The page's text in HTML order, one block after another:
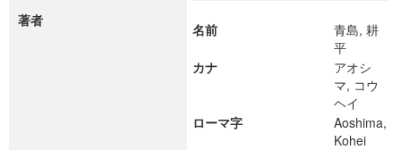
著者
名前
青島, 耕
平
カナ
アオシ
マ, コウ
ヘイ
ローマ字
Aoshima,
Kohei